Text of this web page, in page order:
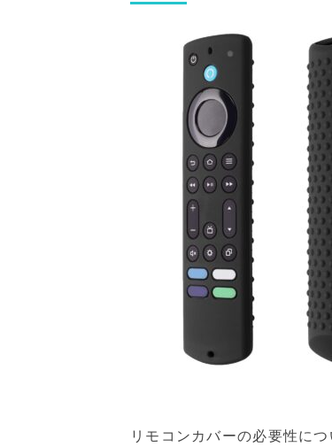
リモコンカバーの必要性に